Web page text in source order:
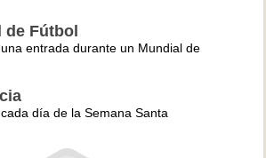
de Fútbol
entrada durante un Mundial de
día de la Semana Santa